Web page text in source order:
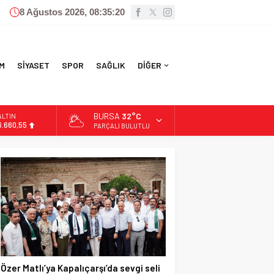
8 Ağustos 2026, 08:35:22
SİYASET SPOR SAĞLIK DİĞER
47,7111
EURO
55,1881
ALTIN
6.660,55
BURSA 32°C
PARÇALI BULUTLU
Özer Matlı’ya Kapalıçarşı’da sevgi seli